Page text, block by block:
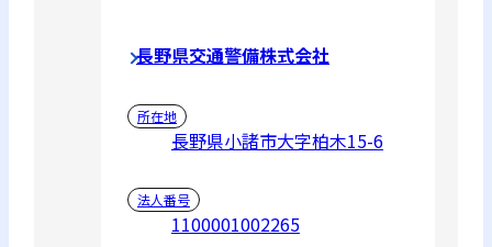
長野県交通警備株式会社
所在地
長野県小諸市大字柏木15-6
法人番号
1100001002265